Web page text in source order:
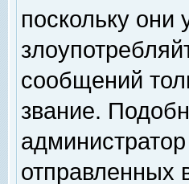
поскольку
сообщений
звание.
отправленных